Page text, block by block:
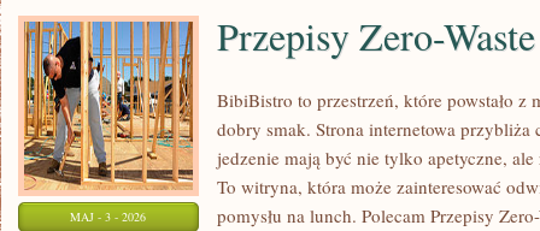
MAJ - 3 - 2026
Przepisy Zero-Waste
BibiBistro to przestrzeń, które powstało z
dobry smak. Strona internetowa
jedzenie mają być nie tylko apetyczne,
To witryna, która może zainteresować
pomysłu na lunch. Polecam Przepisy